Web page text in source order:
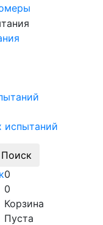
испытаний
Поиск
0
0
Корзина
Пуста